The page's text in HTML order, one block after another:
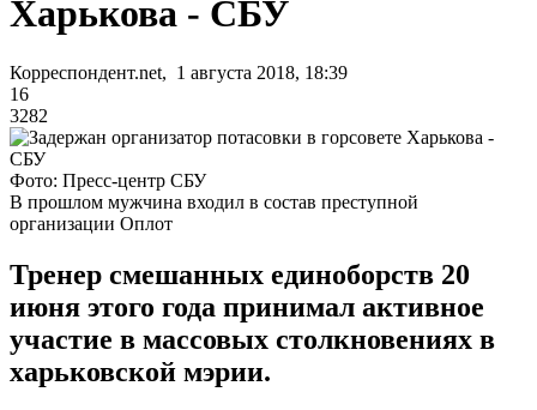
Харькова - СБУ
Корреспондент.net, 1 августа 2018, 18:39
16
3282
Фото: Пресс-центр СБУ
В прошлом мужчина входил в состав преступной
организации Оплот
Тренер смешанных единоборств 20
июня этого года принимал активное
участие в массовых столкновениях в
харьковской мэрии.